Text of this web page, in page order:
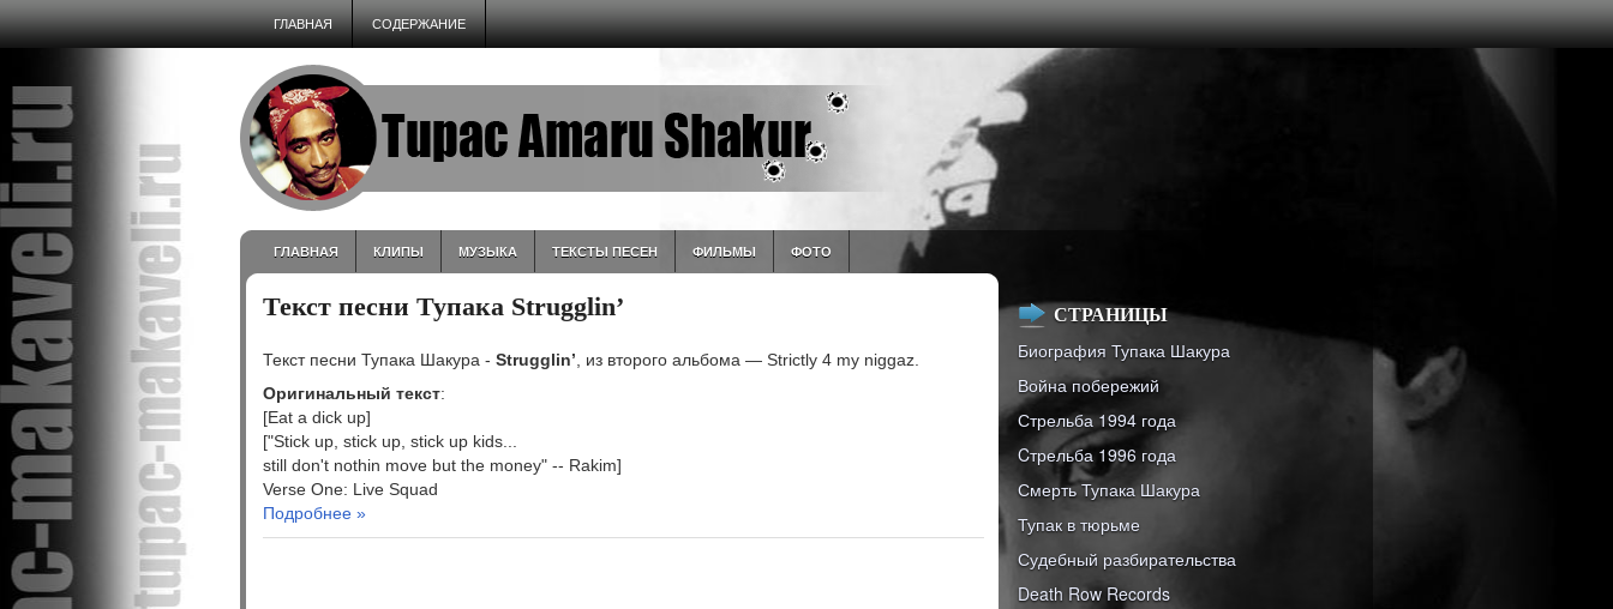
ГЛАВНАЯ СОДЕРЖАНИЕ
ГЛАВНАЯ КЛИПЫ МУЗЫКА ТЕКСТЫ ПЕСЕН ФИЛЬМЫ ФОТО
Текст песни Тупака Strugglin’
Текст песни Тупака Шакура - Strugglin’ , из второго альбома — Strictly 4 my niggaz.
Оригинальный текст:
[Eat a dick up]
["Stick up, stick up, stick up kids...
still don't nothin move but the money" -- Rakim]
Verse One: Live Squad
Подробнее »
СТРАНИЦЫ
Биография Тупака Шакура
Война побережий
Стрельба 1994 года
Cтрельба 1996 года
Смерть Тупака Шакура
Тупак в тюрьме
Судебный разбирательства
Death Row Records